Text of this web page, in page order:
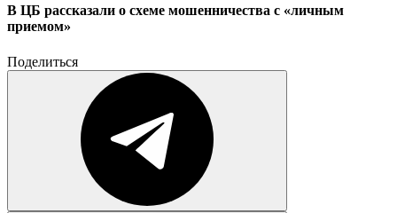
В ЦБ рассказали о схеме мошенничества с «личным
приемом»
Поделиться